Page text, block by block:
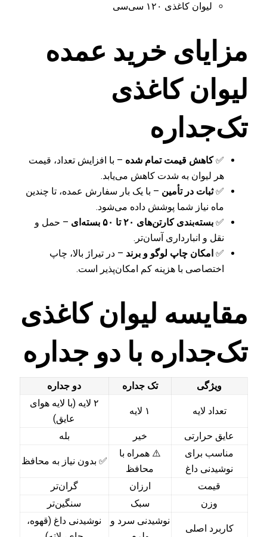
لیوان کاغذی ۱۲۰ سی‌سی
مزایای خرید عمده
لیوان کاغذی
تک‌جداره
✅کاهش قیمت تمام شده – با افزایش تعداد، قیمت
هر لیوان به شدت کاهش می‌یابد.
✅ثبات در تأمین – با یک بار سفارش عمده، تا چندین
ماه نیاز شما پوشش داده می‌شود.
✅بسته‌بندی کارتن‌های ۲۰ تا ۵۰ بسته‌ای
– حمل و
نقل و انبارداری آسان‌تر.
✅امکان چاپ لوگو و برند – در تیراژ بالا، چاپ
اختصاصی با هزینه کم امکان‌پذیر است.
مقایسه لیوان کاغذی
تک‌جداره با دو جداره
ویژگی تک جداره دو جداره
تعداد لایه ۱ لایه
۲ لایه (با لایه هوای
عایق)
عایق حرارتی
خیر
بله
مناسب برای
نوشیدنی داغ
⚠️ همراه با
محافظ
✅ بدون نیاز به محافظ
قیمت ارزان
گران‌تر
وزن
سبک سنگین‌تر
کاربرد اصلی
نوشیدنی سرد و
نوشیدنی داغ (قهوه،